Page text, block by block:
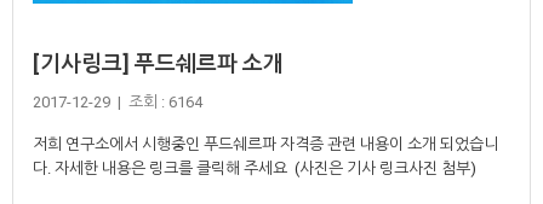
[기사링크] 푸드쉐르파 소개
2017-12-29 | 조회 : 6164
저희 연구소에서 시행중인 푸드쉐르파 자격증 관련 내용이 소개 되었습니
다. 자세한 내용은 링크를 클릭해 주세요 (사진은 기사 링크사진 첨부)